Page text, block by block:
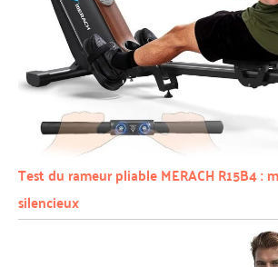
Test du rameur pliable MERACH R15B4 :
silencieux